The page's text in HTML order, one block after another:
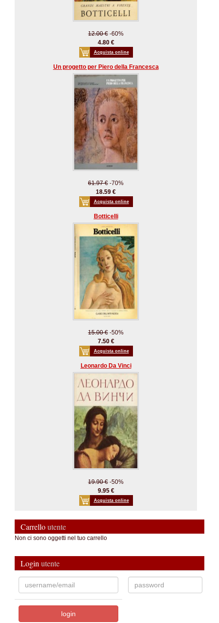
12.00 € -60%
4.80 €
Acquista online
Un progetto per Piero della Francesca
61.97 € -70%
18.59 €
Acquista online
Botticelli
15.00 € -50%
7.50 €
Acquista online
Leonardo Da Vinci
19.90 € -50%
9.95 €
Acquista online
Carrelloutente
Non ci sono oggetti nel tuo carrello
Login utente